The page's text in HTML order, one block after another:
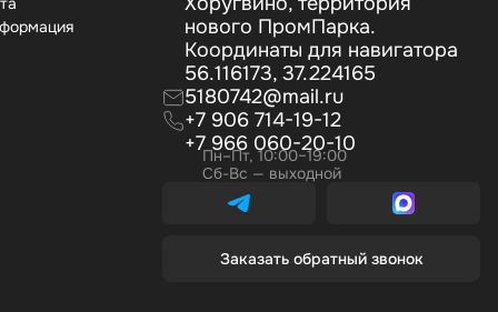
нового ПромПарка.
Координаты для навигатора
56.116173, 37.224165
5180742@mail.ru
+7 906 714-19-12
+7 966 060-20-10
Пн–Пт, 10:00–19:00
Сб-Вс — выходной
Заказать обратный звонок